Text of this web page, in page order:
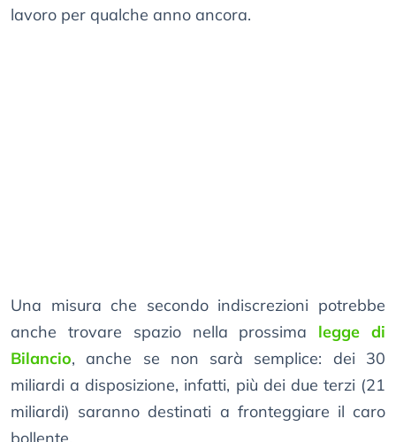
lavoro per qualche anno ancora.
Una misura che secondo indiscrezioni potrebbe
anche trovare spazio nella prossima legge di
Bilancio, anche se non sarà semplice: dei 30
miliardi a disposizione, infatti, più dei due terzi (21
miliardi) saranno destinati a fronteggiare il caro